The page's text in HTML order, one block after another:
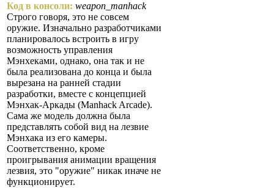
Код в консоли: weapon_manhack
Строго говоря, это не совсем
оружие. Изначально разработчиками
планировалось встроить в игру
возможность управления
Мэнхеками, однако, она так и не
была реализована до конца и была
вырезана на ранней стадии
разработки, вместе с концепцией
Мэнхак-Аркады (Manhack Arcade).
Сама же модель должна была
представлять собой вид на лезвие
Мэнхака из его камеры.
Соответственно, кроме
проигрывания анимации вращения
лезвия, это "оружие" никак иначе не
функционирует.